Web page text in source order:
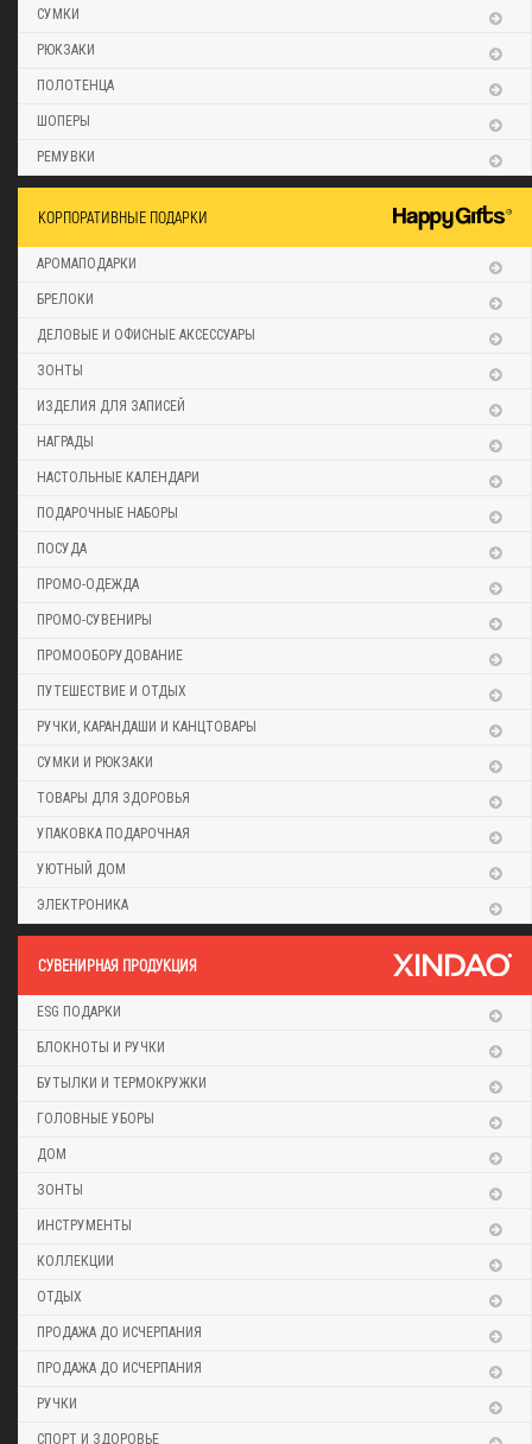
СУМКИ
РЮКЗАКИ
ПОЛОТЕНЦА
ШОПЕРЫ
РЕМУВКИ
КОРПОРАТИВНЫЕ ПОДАРКИ
АРОМАПОДАРКИ
БРЕЛОКИ
ДЕЛОВЫЕ И ОФИСНЫЕ АКСЕССУАРЫ
ЗОНТЫ
ИЗДЕЛИЯ ДЛЯ ЗАПИСЕЙ
НАГРАДЫ
НАСТОЛЬНЫЕ КАЛЕНДАРИ
ПОДАРОЧНЫЕ НАБОРЫ
ПОСУДА
ПРОМО-ОДЕЖДА
ПРОМО-СУВЕНИРЫ
ПРОМООБОРУДОВАНИЕ
ПУТЕШЕСТВИЕ И ОТДЫХ
РУЧКИ, КАРАНДАШИ И КАНЦТОВАРЫ
СУМКИ И РЮКЗАКИ
ТОВАРЫ ДЛЯ ЗДОРОВЬЯ
УПАКОВКА ПОДАРОЧНАЯ
УЮТНЫЙ ДОМ
ЭЛЕКТРОНИКА
CУВЕНИРНАЯ ПРОДУКЦИЯ
ESG ПОДАРКИ
БЛОКНОТЫ И РУЧКИ
БУТЫЛКИ И ТЕРМОКРУЖКИ
ГОЛОВНЫЕ УБОРЫ
ДОМ
ЗОНТЫ
ИНСТРУМЕНТЫ
КОЛЛЕКЦИИ
ОТДЫХ
ПРОДАЖА ДО ИСЧЕРПАНИЯ
ПРОДАЖА ДО ИСЧЕРПАНИЯ
РУЧКИ
СПОРТ И ЗДОРОВЬЕ